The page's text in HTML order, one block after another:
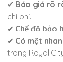
✔ Báo giá rõ
chi phí.
✔ Chế độ bảo
✔ Có mặt
trong Royal